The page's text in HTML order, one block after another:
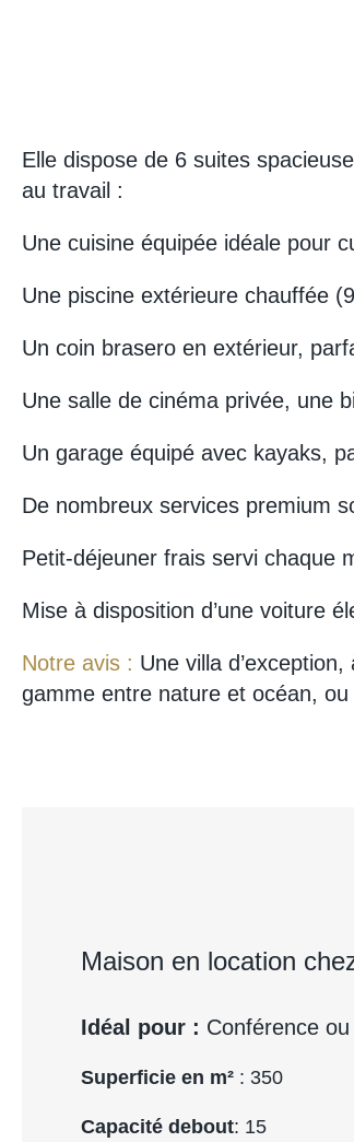
Elle dispose de 6 suites
au travail :
Une cuisine équipée idéale pour
Une piscine extérieure chauffée
Un coin brasero en extérieur,
Une salle de cinéma privée, une
Un garage équipé avec kayaks,
De nombreux services premium
Petit-déjeuner frais servi chaque
Mise à disposition d’une voiture
Notre avis : Une villa
gamme entre nature et océan,
Maison en location
Idéal pour : Conférence
Superficie en m² : 350
Capacité debout: 15